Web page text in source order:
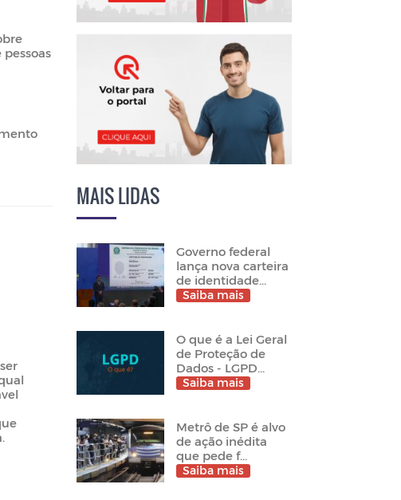
MAIS LIDAS
Governo federal
lança nova carteira
de identidade...
Saiba mais
O que é a Lei Geral
de Proteção de
Dados - LGPD...
Saiba mais
Metrô de SP é alvo
de ação inédita
que pede f...
Saiba mais